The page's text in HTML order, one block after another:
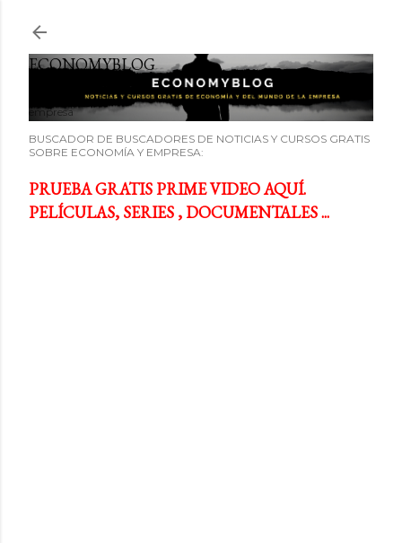
ECONOMYBLOG
Noticias y cursos GRATIS sobre economía y el mundo de la
empresa
BUSCADOR DE BUSCADORES DE NOTICIAS Y CURSOS GRATIS
SOBRE ECONOMÍA Y EMPRESA:
PRUEBA GRATIS PRIME VIDEO AQUÍ.
PELÍCULAS, SERIES , DOCUMENTALES ...